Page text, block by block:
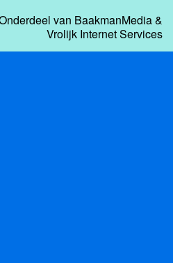
van BaakmanMedia&
Vrolijk Internet Services